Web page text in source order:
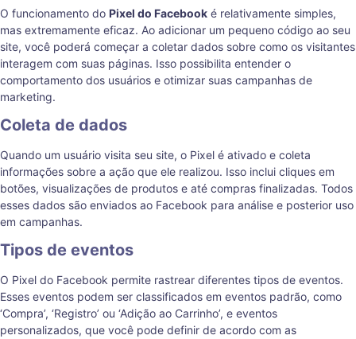
O funcionamento do Pixel do Facebook é relativamente simples,
mas extremamente eficaz. Ao adicionar um pequeno código ao seu
site, você poderá começar a coletar dados sobre como os visitantes
interagem com suas páginas. Isso possibilita entender o
comportamento dos usuários e otimizar suas campanhas de
marketing.
Coleta de dados
Quando um usuário visita seu site, o Pixel é ativado e coleta
informações sobre a ação que ele realizou. Isso inclui cliques em
botões, visualizações de produtos e até compras finalizadas. Todos
esses dados são enviados ao Facebook para análise e posterior uso
em campanhas.
Tipos de eventos
O Pixel do Facebook permite rastrear diferentes tipos de eventos.
Esses eventos podem ser classificados em eventos padrão, como
‘Compra’, ‘Registro’ ou ‘Adição ao Carrinho’, e eventos
personalizados, que você pode definir de acordo com as